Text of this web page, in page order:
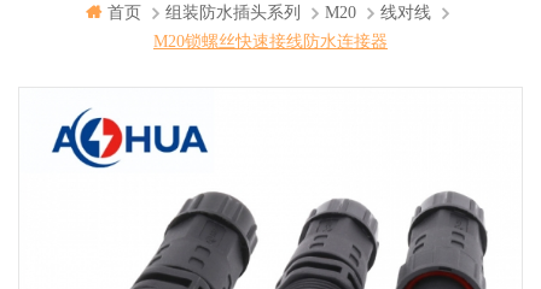
首页 组装防水插头系列 M20
线对线
M20锁螺丝快速接线防水连接器